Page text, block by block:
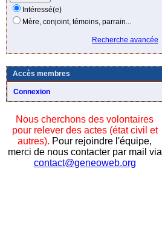
Intéressé(e)
Mère, conjoint, témoins, parrain...
Recherche avancée
Accès membres
Connexion
Nous cherchons des volontaires
pour relever des actes (état civil et
autres). Pour rejoindre l'équipe,
merci de nous contacter par mail via
contact@geneoweb.org